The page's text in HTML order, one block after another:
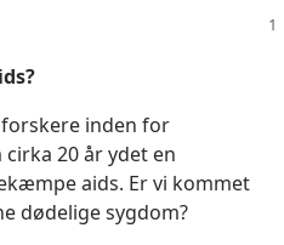
inden for
20 år ydet en
aids. Er vi kommet
dødelige sygdom?